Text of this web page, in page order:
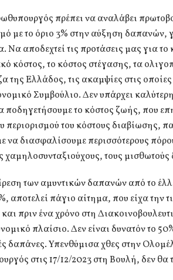
πρέπει να αναλάβει
με το όριο 3% στην αύξηση δαπανών,
Να αποδεχτεί τις προτάσεις μας για το
κόστος, το κόστος στέγασης, τα
της Ελλάδος, τις ακαμψίες στις
Συμβούλιο. Δεν υπάρχει
ποδηγετήσουμε το κόστος ζωής, που
περιορισμού του κόστους διαβίωσης,
να διασφαλίσουμε περισσότερους
χαμηλοσυνταξιούχους, τους μισθωτούς
των αμυντικών δαπανών από το
αποτελεί πάγιο αίτημα, που είχα
πριν ένα χρόνο στη
πλαίσιο. Δεν είναι δυνατόν το
δαπάνες. Υπενθύμισα χθες στην
στις 17/12/2023 στη Βουλή, δεν